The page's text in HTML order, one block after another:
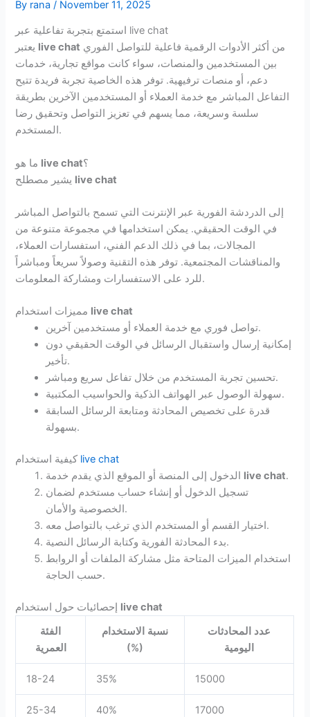
By rana/ November 11, 2025
استمتع بتجربة تفاعلية عبر live chat
live chat
بين المستخدمين والمنصات، سواء كانت مواقع تجارية، خدمات
دعم، أو منصات ترفيهية. توفر هذه الخاصية تجربة فريدة تتيح
التفاعل المباشر مع خدمة العملاء أو المستخدمين الآخرين بطريقة
سلسة وسريعة، مما يسهم في تعزيز التواصل وتحقيق رضا
المستخدم.
live chat؟
live chat
إلى الدردشة الفورية عبر الإنترنت التي تسمح بالتواصل المباشر
في الوقت الحقيقي. يمكن استخدامها في مجموعة متنوعة من
المجالات، بما في ذلك الدعم الفني، استفسارات العملاء،
والمناقشات المجتمعية. توفر هذه التقنية وصولاً سريعاً ومباشراً
للرد على الاستفسارات ومشاركة المعلومات.
live chat
تواصل فوري مع خدمة العملاء أو مستخدمين آخرين.
إمكانية إرسال واستقبال الرسائل في الوقت الحقيقي دون
تأخير.
تحسين تجربة المستخدم من خلال تفاعل سريع ومباشر.
سهولة الوصول عبر الهواتف الذكية والحواسيب المكتبية.
قدرة على تخصيص المحادثة ومتابعة الرسائل السابقة
بسهولة.
live chat
live chat.
تسجيل الدخول أو إنشاء حساب مستخدم لضمان
الخصوصية والأمان.
اختيار القسم أو المستخدم الذي ترغب بالتواصل معه.
بدء المحادثة الفورية وكتابة الرسائل النصية.
استخدام الميزات المتاحة مثل مشاركة الملفات أو الروابط
حسب الحاجة.
live chat
الفئة
العمرية
نسبة الاستخدام
(%)
عدد المحادثات
اليومية
18-24 35% 15000
25-34 40% 17000